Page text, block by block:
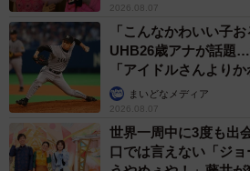
2026.08.07
「こんなかわいい子
UHB26歳アナが話題
「アイドルさんより
か」まいどなメディア
2026.08.07
世界一周中に3度も出
口では言えない「ジ